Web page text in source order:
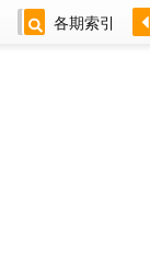
各期索引